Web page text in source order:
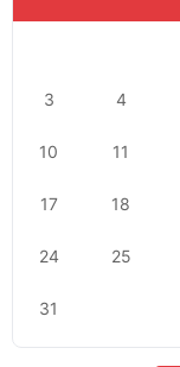
3 4
10 11
17 18
24 25
31